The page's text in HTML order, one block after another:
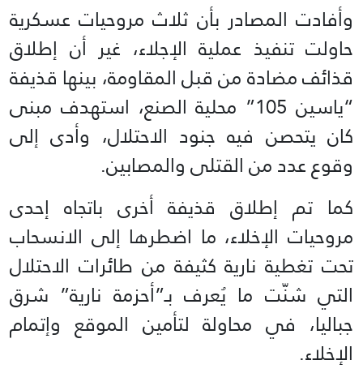
وأفادت المصادر بأن ثلاث مروحيات عسكرية
حاولت تنفيذ عملية الإجلاء، غير أن إطلاق
قذائف مضادة من قبل المقاومة، بينها قذيفة
“ياسين 105” محلية الصنع، استهدف مبنى
كان يتحصن فيه جنود الاحتلال، وأدى إلى
وقوع عدد من القتلى والمصابين.
كما تم إطلاق قذيفة أخرى باتجاه إحدى
مروحيات الإخلاء، ما اضطرها إلى الانسحاب
تحت تغطية نارية كثيفة من طائرات الاحتلال
التي شنّت ما يُعرف بـ”أحزمة نارية” شرق
جباليا، في محاولة لتأمين الموقع وإتمام
الإخلاء.